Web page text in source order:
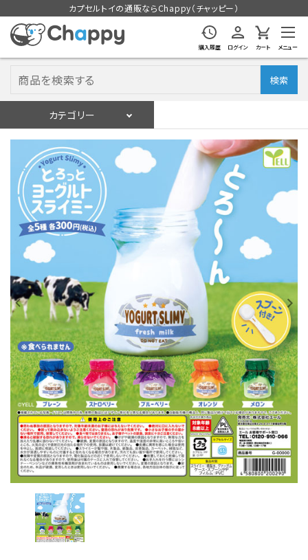
カプセルトイの通販ならChappy（チャッピー）
購入履歴 ログイン カート メニュー
検索
カテゴリー
ログイン 会員登録
入荷スケジュールをチェック
カプセルトイマシン本体
カプセルトイ
販促用空カプセル
レンタル
景品・玩具・文具
販促用カプセルトイ
よくあるご質問